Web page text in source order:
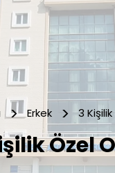
Erkek 3
Özel